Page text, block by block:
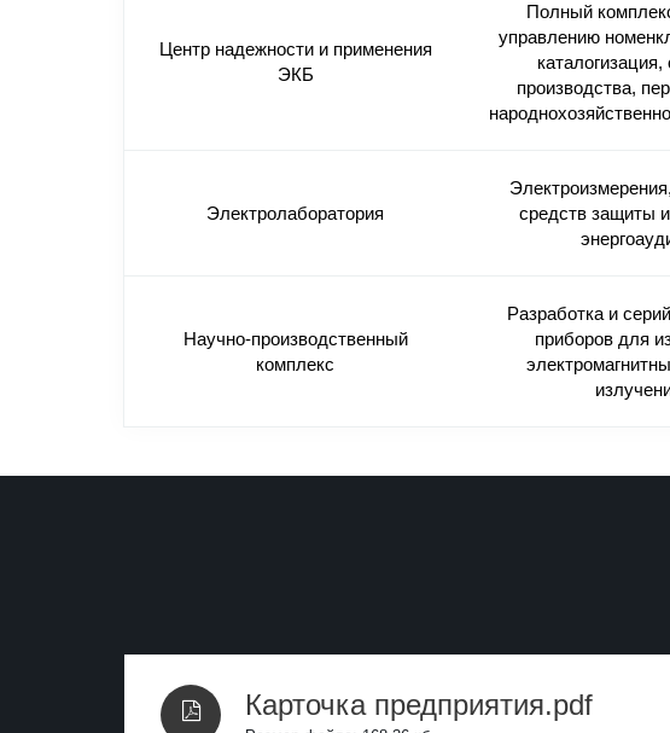
Центр надежности и применения
ЭКБ
Полный
управлению
каталогизация,
производства,
Электролаборатория
средств защиты
Научно-производственный
комплекс
Разработка и
приборов для
Карточка предприятия.pdf